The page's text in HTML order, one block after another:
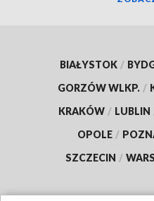
BIAŁYSTOK /
GORZÓW WLKP. /
KRAKÓW / LUBLIN
OPOLE /
SZCZECIN /